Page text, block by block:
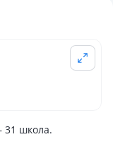
31 школа.